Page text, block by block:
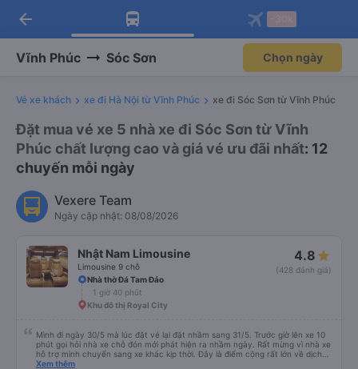
Tải app Vexere ngay!
Nhận ưu đãi thành viên độc
Mở app
Tải app Vexere
-30k/ghế khi đặt vé máy bay qua
Mở app
arrow_back
Vĩnh Phúc Sóc Sơn Chọn ngày
Vé xe khách xe đi Hà Nội từ Vĩnh Phúc xe đi Sóc Sơn từ Vĩnh Phúc
Đặt mua vé xe 5 nhà xe đi Sóc Sơn từ Vĩnh
Phúc chất lượng cao và giá vé ưu đãi nhất: 12
chuyến mỗi ngày
Vexere Team
Ngày cập nhật: 08/08/2026
Nhật Nam Limousine
Limousine 9 chỗ
4.8
(428 đánh giá)
Nhà thờ Đá Tam Đảo
1 giờ 40 phút
Khu đô thị Royal City
Mình đi ngày 30/5 mà lúc đặt vé lại đặt nhầm sang 31/5. Trước giờ lên xe 10
phút gọi hỏi nhà xe chỗ đón mới phát hiện ra nhầm ngày. Rất mừng vì nhà xe
hỗ trợ mình chuyển sang xe khác kịp thời. Đây là điểm cộng rất lớn về dịch
vụ. Anh tài xế rất tốt bụng, đã giúp mình có một số thông tin hữu ích khi đến
Xem thêm